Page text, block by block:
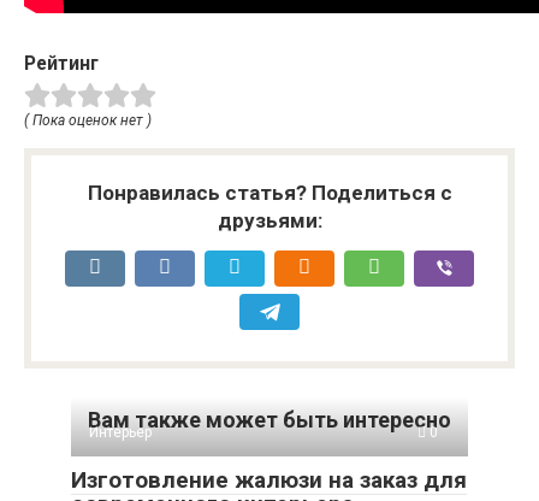
Рейтинг
( Пока оценок нет )
Понравилась статья? Поделиться с
друзьями:
Вам также может быть интересно
Интерьер 0
Изготовление жалюзи на заказ для